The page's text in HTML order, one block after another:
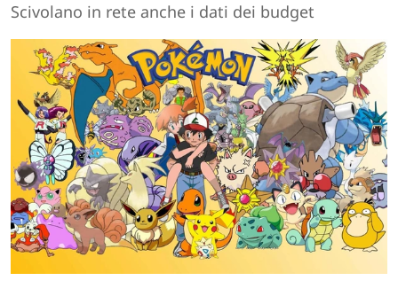
Scivolano in rete anche i dati dei budget